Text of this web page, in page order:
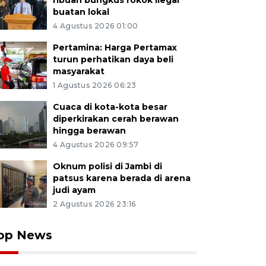
buatan lokal
4 Agustus 2026 01:00
Pertamina: Harga Pertamax
turun perhatikan daya beli
masyarakat
1 Agustus 2026 06:23
Cuaca di kota-kota besar
diperkirakan cerah berawan
hingga berawan
4 Agustus 2026 09:57
Oknum polisi di Jambi di
patsus karena berada di arena
judi ayam
2 Agustus 2026 23:16
News